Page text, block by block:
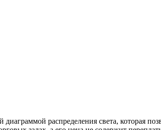
диаграммой распределения света, которая